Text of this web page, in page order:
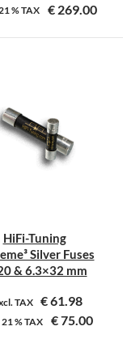
%TAX €269.00
Dit
variaties.
Deze
optie
kan
de
productpagina
HiFi-Tuning
Silver Fuses
& 6.3×32 mm
TAX €61.98
21 %TAX €75.00